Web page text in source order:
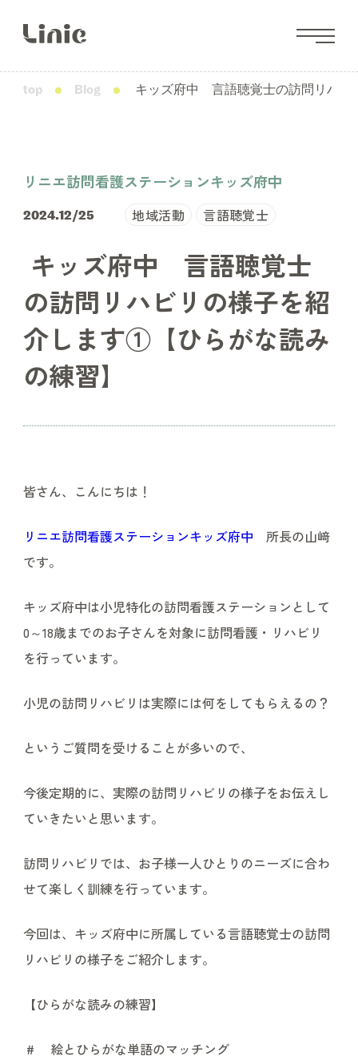
top Blog キッズ府中 言語聴覚士の訪問リハビ
リニエ訪問看護ステーションキッズ府中
2024.12/25 地域活動 言語聴覚士
キッズ府中 言語聴覚士
の訪問リハビリの様子を紹
介します①【ひらがな読み
の練習】
皆さん、こんにちは！
リニエ訪問看護ステーションキッズ府中 所長の山﨑
です。
キッズ府中は小児特化の訪問看護ステーションとして
0～18歳までのお子さんを対象に訪問看護・リハビリ
を行っています。
小児の訪問リハビリは実際には何をしてもらえるの？
というご質問を受けることが多いので、
今後定期的に、実際の訪問リハビリの様子をお伝えし
ていきたいと思います。
訪問リハビリでは、お子様一人ひとりのニーズに合わ
せて楽しく訓練を行っています。
今回は、キッズ府中に所属している言語聴覚士の訪問
リハビリの様子をご紹介します。
【ひらがな読みの練習】
# 絵とひらがな単語のマッチング